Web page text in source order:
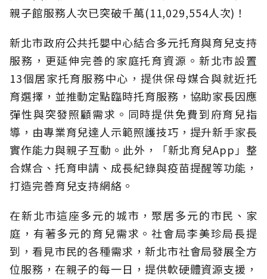
親子館服務人次已突破千萬(11,029,554人次)！
新北市政府公共托嬰中心結合多元托育與育兒支持
服務，更延伸完善的家庭托育資源。新北市設置
13個居家托育服務中心，提供保母媒合與就近托
育選擇，並推動定點臨時托育服務，協助家長因應
彈性與突發照顧需求。同時提供免費到府育兒指
導，由專業育兒達人示範照護技巧，提升新手家長
實作能力與親子互動。此外，「新北育兒App」整
合媒合、托育申請、成長紀錄與疫苗提醒等功能，
打造完善育兒支持網絡。
在新北市這座多元的城市，聚居多元的市民、家
庭，有著多元的育兒需求。社會局李美珍局長提
到，看見市民的各種需求，新北市社會局發展全方
位服務，在親子的每一日，提供軟硬體資源支援，